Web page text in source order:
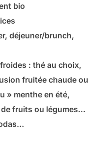
bio
déjeuner/brunch,
: thé au choix,
fruitée chaude ou
» menthe en été,
fruits ou légumes…